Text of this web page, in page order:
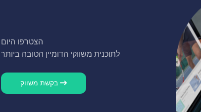
הצטרפו היום
לתוכנית משווקי הדומיין הטובה ביותר
בקשת משווק